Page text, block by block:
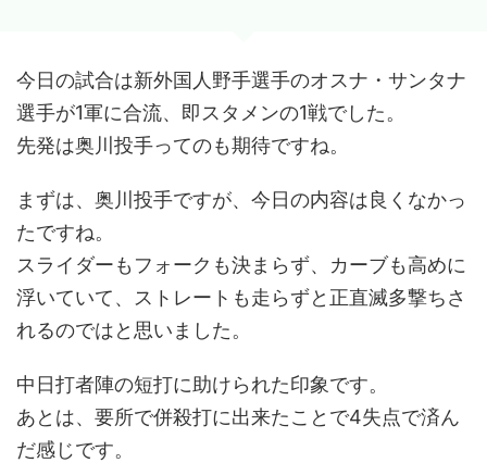
今日の試合は新外国人野手選手のオスナ・サンタナ
選手が1軍に合流、即スタメンの1戦でした。
先発は奥川投手ってのも期待ですね。
まずは、奥川投手ですが、今日の内容は良くなかっ
たですね。
スライダーもフォークも決まらず、カーブも高めに
浮いていて、ストレートも走らずと正直滅多撃ちさ
れるのではと思いました。
中日打者陣の短打に助けられた印象です。
あとは、要所で併殺打に出来たことで4失点で済ん
だ感じです。